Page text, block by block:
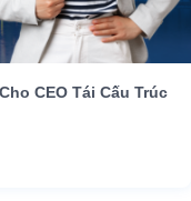
CEO Tái Cấu Trúc